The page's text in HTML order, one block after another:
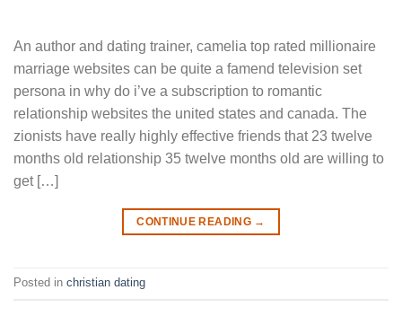
An author and dating trainer, camelia top rated millionaire
marriage websites can be quite a famend television set
persona in why do i’ve a subscription to romantic
relationship websites the united states and canada. The
zionists have really highly effective friends that 23 twelve
months old relationship 35 twelve months old are willing to
get […]
CONTINUE READING →
Posted in christian dating